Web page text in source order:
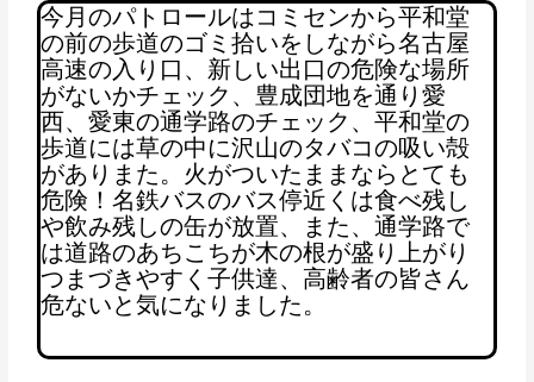
今月のパトロールはコミセンから平和堂
の前の歩道のゴミ拾いをしながら名古屋
高速の入り口、新しい出口の危険な場所
がないかチェック、豊成団地を通り愛
西、愛東の通学路のチェック、平和堂の
歩道には草の中に沢山のタバコの吸い殻
がありまた。火がついたままならとても
危険！名鉄バスのバス停近くは食べ残し
や飲み残しの缶が放置、また、通学路で
は道路のあちこちが木の根が盛り上がり
つまづきやすく子供達、高齢者の皆さん
危ないと気になりました。